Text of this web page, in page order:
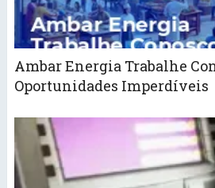
Ambar Energia Trabalhe
Oportunidades Imperdíveis